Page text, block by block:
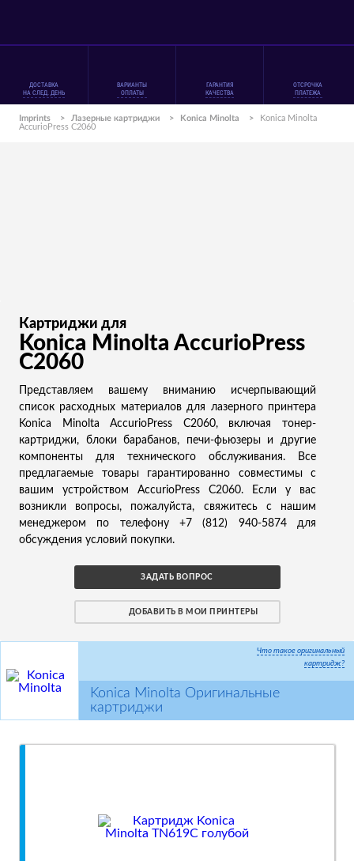
ДОСТАВКА
НА СЛЕД. ДЕНЬ
ВАРИАНТЫ
ОПЛАТЫ
ГАРАНТИЯ
КАЧЕСТВА
ОТСРОЧКА
ПЛАТЕЖА
Imprints > Лазерные картриджи > Konica Minolta >
Konica Minolta
AccurioPress C2060
Картриджи для
Konica Minolta AccurioPress
C2060
Представляем вашему вниманию исчерпывающий
список расходных материалов для лазерного принтера
Konica Minolta AccurioPress C2060, включая тонер-
картриджи, блоки барабанов, печи-фьюзеры и другие
компоненты для технического обслуживания. Все
предлагаемые товары гарантированно совместимы с
вашим устройством AccurioPress C2060. Если у вас
возникли вопросы, пожалуйста, свяжитесь с нашим
менеджером по телефону +7 (812) 940-5874 для
обсуждения условий покупки.
ЗАДАТЬ ВОПРОС
ДОБАВИТЬ В МОИ ПРИНТЕРЫ
Что такое оригинальный
картридж?
Konica Minolta Оригинальные
картриджи